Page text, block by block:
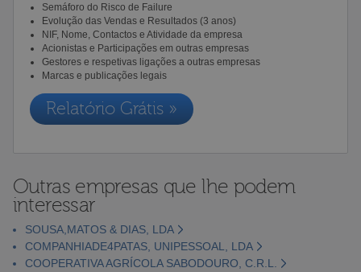
Semáforo do Risco de Failure
Evolução das Vendas e Resultados (3 anos)
NIF, Nome, Contactos e Atividade da empresa
Acionistas e Participações em outras empresas
Gestores e respetivas ligações a outras empresas
Marcas e publicações legais
Relatório Grátis »
Outras empresas que lhe podem
interessar
SOUSA,MATOS & DIAS, LDA
COMPANHIADE4PATAS, UNIPESSOAL, LDA
COOPERATIVA AGRÍCOLA SABODOURO, C.R.L.